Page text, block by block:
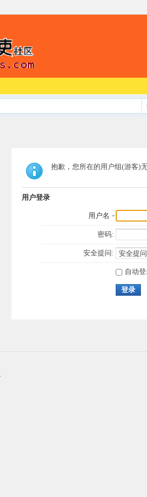
抱歉，您所在的用户组(游客)
用户登录
用户名
密码:
安全提问:
自动
登录